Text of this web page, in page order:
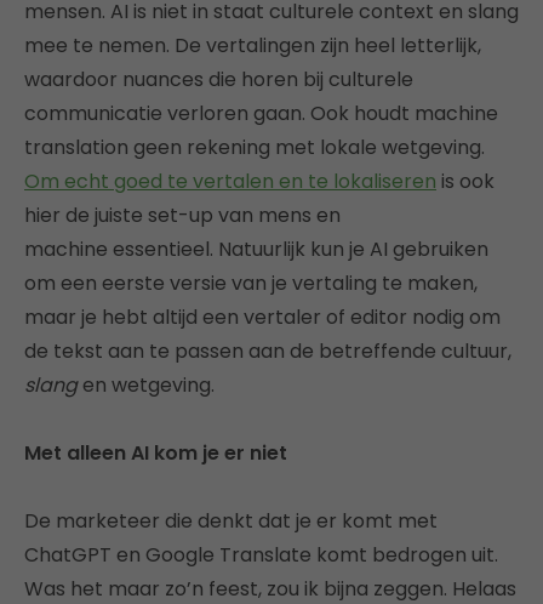
mensen. AI is niet in staat culturele context en slang
mee te nemen. De vertalingen zijn heel letterlijk,
waardoor nuances die horen bij culturele
communicatie verloren gaan. Ook houdt machine
translation geen rekening met lokale wetgeving.
Om echt goed te vertalen en te lokaliseren is ook
hier de juiste set-up van mens en
machine essentieel. Natuurlijk kun je AI gebruiken
om een eerste versie van je vertaling te maken,
maar je hebt altijd een vertaler of editor nodig om
de tekst aan te passen aan de betreffende cultuur,
slangen wetgeving.
Met alleen AI kom je er niet
De marketeer die denkt dat je er komt met
ChatGPT en Google Translate komt bedrogen uit.
Was het maar zo’n feest, zou ik bijna zeggen. Helaas